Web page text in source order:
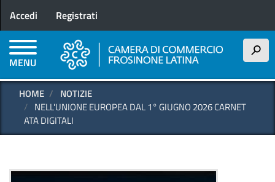
principale
Menu profilo utente
Accedi Registrati
MENU
h
HOME
NOTIZIE
NELL'UNIONE EUROPEA DAL 1° GIUGNO 2026 CARNET
ATA DIGITALI